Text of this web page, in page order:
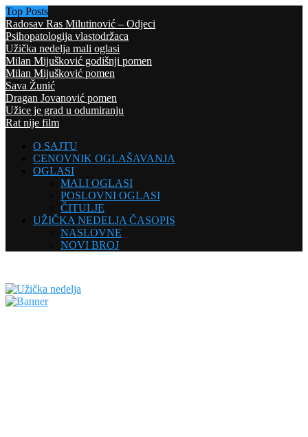
Top Posts
Radosav Ras Milutinović – Odjeci
Psihopatologija vlastodržaca
Užička nedelja mali oglasi
Milan Mijušković godišnji pomen
Milan Mijušković pomen
Sava Žunić
Dragan Jovanović pomen
Užice je grad u odumiranju
Rat nije film
O SAJTU
CENOVNIK OGLAŠAVANJA
OGLASI
MALI OGLASI
POSLOVNI OGLASI
ČITULJE
UŽIČKA NEDELJA ČASOPIS
NASLOVNE
NOVI BROJ